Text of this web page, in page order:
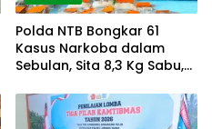
Polda NTB Bongkar 61
Kasus Narkoba dalam
Sebulan, Sita 8,3 Kg Sabu,